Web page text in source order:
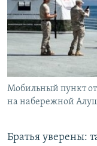
Мобильный пункт
на набережной
Братья уверены: